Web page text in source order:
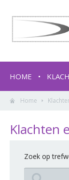
HOME
Home
Klachten
Zoek op